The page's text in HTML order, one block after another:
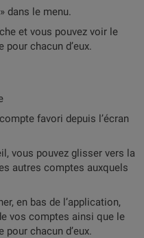
dans le menu.
et vous pouvez voir le
chacun d’eux.
favori depuis l’écran
vous pouvez glisser vers la
autres comptes auxquels
en bas de l’application,
vos comptes ainsi que le
chacun d’eux.